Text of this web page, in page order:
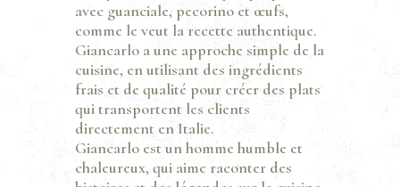
avec guanciale, pecorino et œufs,
comme le veut la recette authentique.
Giancarlo a une approche simple de la
cuisine, en utilisant des ingrédients
frais et de qualité pour créer des plats
qui transportent les clients
directement en Italie.
Giancarlo est un homme humble et
chaleureux, qui aime raconter des